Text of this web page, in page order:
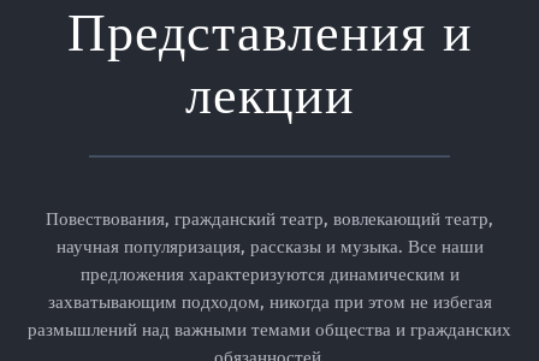
Представления и
лекции
Повествования, гражданский театр, вовлекающий театр,
научная популяризация, рассказы и музыка. Все наши
предложения характеризуются динамическим и
захватывающим подходом, никогда при этом не избегая
размышлений над важными темами общества и гражданских